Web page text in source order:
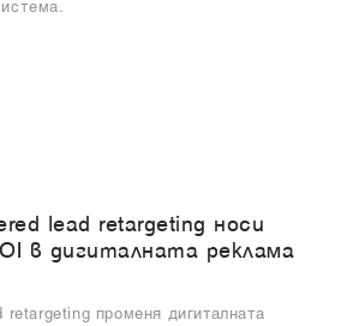
lead retargeting носи
в дигиталната реклама
retargeting променя дигиталната